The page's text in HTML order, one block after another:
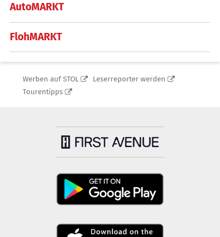
AutoMARKT
FlohMARKT
Werben auf STOL
Leserreporter werden
Tourentipps